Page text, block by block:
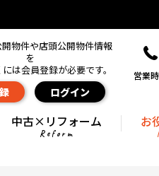
物件や店頭公開物件情報
を
は会員登録が必要です。
ログイン
営業
中古×リフォーム
Reform
お